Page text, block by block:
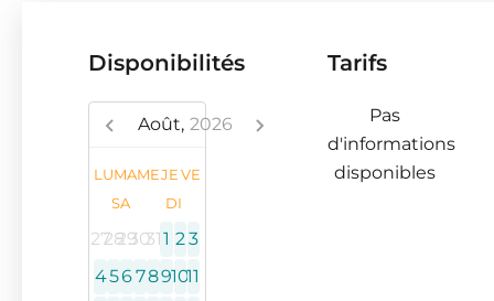
Disponibilités
Août, 2026
LUMAMEJE VE
SA
DI
27282930311 2 3
4567891011
Tarifs
Pas
d'informations
disponibles